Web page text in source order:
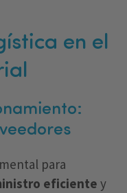
en el
para
eficiente y